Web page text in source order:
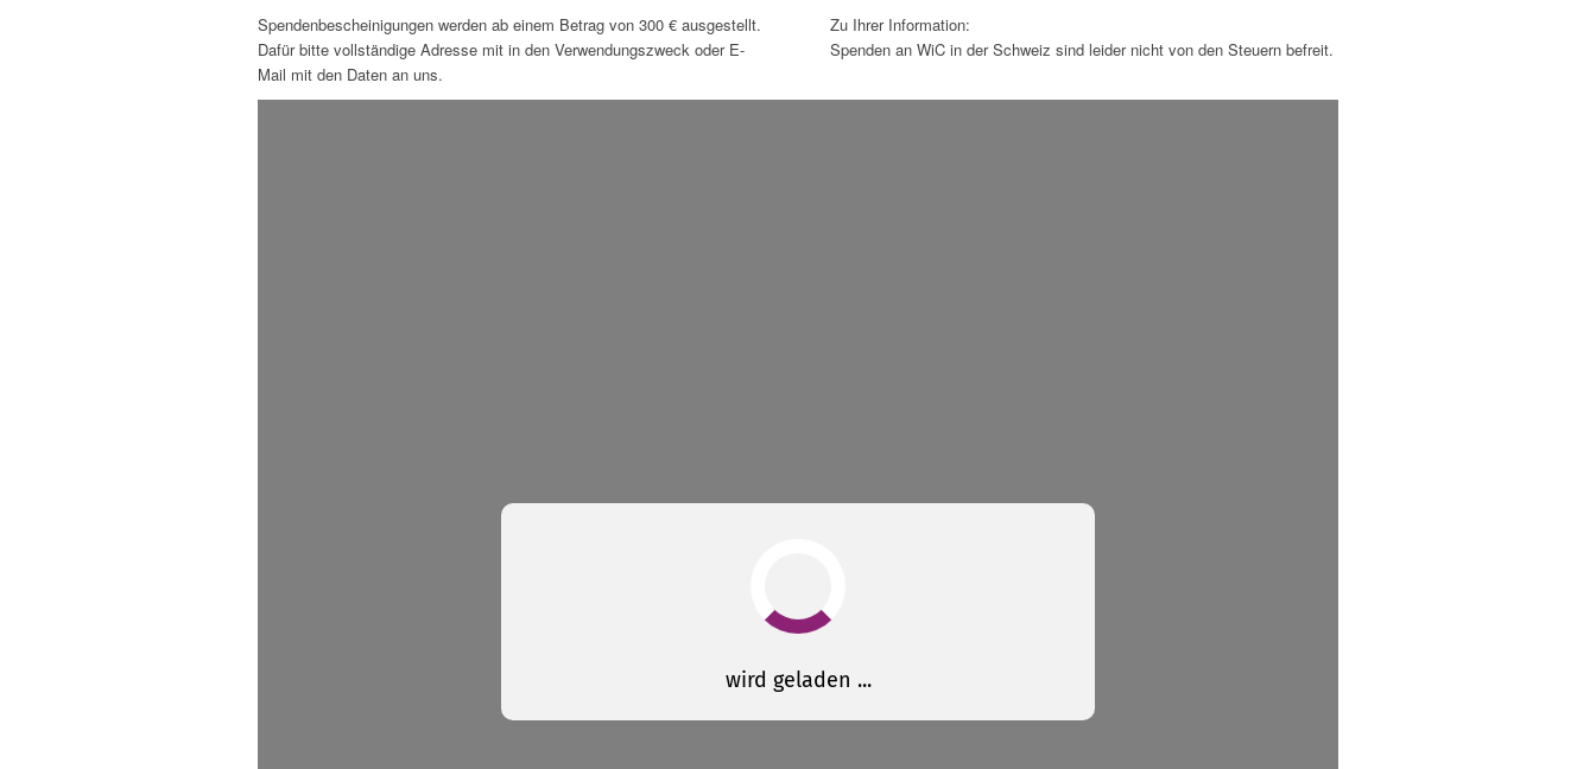
Spendenbescheinigungen werden ab einem Betrag von 300 € ausgestellt.
Dafür bitte vollständige Adresse mit in den Verwendungszweck oder E-
Mail mit den Daten an uns.
Zu Ihrer Information:
Spenden an WiC in der Schweiz sind leider nicht von den Steuern befreit.